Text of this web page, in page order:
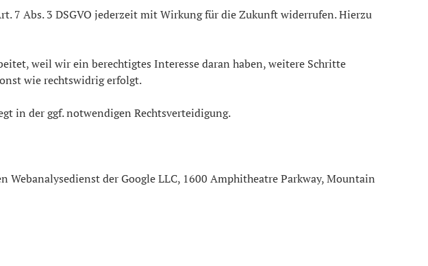
7 Abs. 3 DSGVO jederzeit mit Wirkung für die Zukunft widerrufen. Hierzu
weil wir ein berechtigtes Interesse daran haben, weitere Schritte
wie rechtswidrig erfolgt.
in der ggf. notwendigen Rechtsverteidigung.
der Google LLC, 1600 Amphitheatre Parkway, Mountain